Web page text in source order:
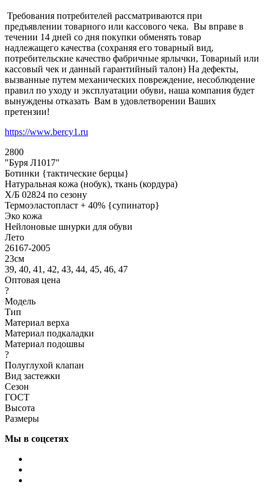
Требования потребителей рассматриваются при
предъявлении товарного или кассового чека. Вы вправе в
течении 14 дней со дня покупки обменять товар
надлежащего качества (сохраняя его товарный вид,
потребительские качество фабричные ярлычки, Товарный или
кассовый чек и данный гарантийный талон) На дефекты,
вызванные путем механических повреждение, несоблюдение
правил по уходу и эксплуатации обуви, наша компания будет
вынуждены отказать Вам в удовлетворении Ваших
претензии!
https://www.bercy1.ru
2800
"Буря Л1017"
Ботинки {тактические берцы}
Натуральная кожа (нобук), ткань (кордура)
Х/Б 02824 по сезону
Термоэластопласт + 40% {супинатор}
Эко кожа
Нейлоновые шнурки для обуви
Лето
26167-2005
23см
39, 40, 41, 42, 43, 44, 45, 46, 47
Оптовая цена
?
Модель
Тип
Материал верха
Материал подкаладки
Материал подошвы
?
Полуглухой клапан
Вид застежки
Сезон
ГОСТ
Высота
Размеры
Мы в соцсетях